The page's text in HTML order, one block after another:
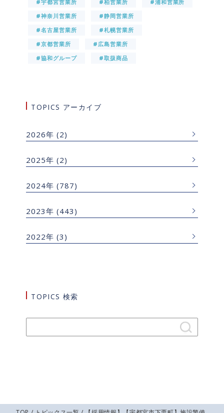
#宇都宮営業所
#柏営業所
#浦和営業所
#神奈川営業所
#静岡営業所
#名古屋営業所
#札幌営業所
#京都営業所
#広島営業所
#協和グループ
#取扱商品
TOPICS アーカイブ
2026年 (2)
2025年 (2)
2024年 (787)
2023年 (443)
2022年 (3)
TOPICS 検索